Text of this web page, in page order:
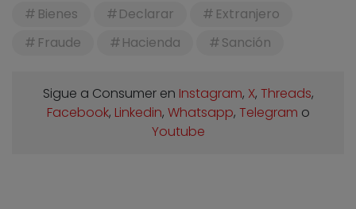
Bienes Declarar
Extranjero
Fraude
Hacienda Sanción
Sigue a Consumer en Instagram, X, Threads,
Facebook, Linkedin, Whatsapp, Telegram o
Youtube